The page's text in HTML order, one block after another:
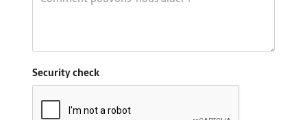
Security check